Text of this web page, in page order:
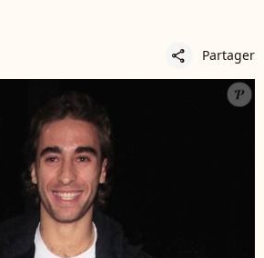
share Partager